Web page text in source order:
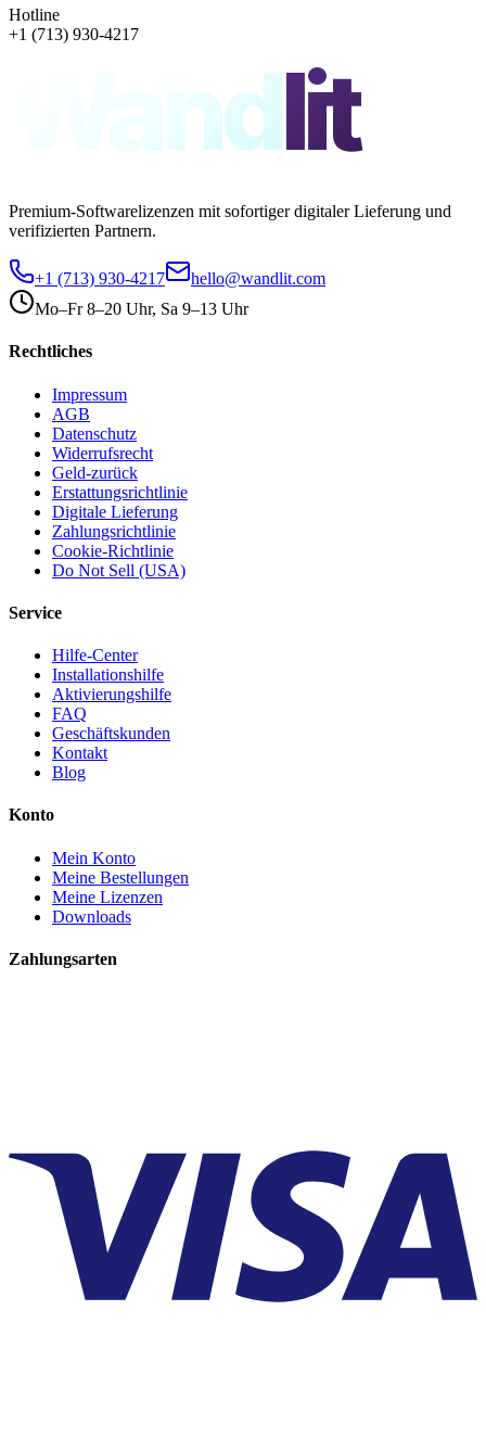
Hotline
+1 (713) 930-4217
Wandlit
Premium-Softwarelizenzen mit sofortiger digitaler Lieferung und
verifizierten Partnern.
+1 (713) 930-4217
hello@wandlit.com
Mo–Fr 8–20 Uhr, Sa 9–13 Uhr
Rechtliches
Impressum
AGB
Datenschutz
Widerrufsrecht
Geld-zurück
Erstattungsrichtlinie
Digitale Lieferung
Zahlungsrichtlinie
Cookie-Richtlinie
Do Not Sell (USA)
Service
Hilfe-Center
Installationshilfe
Aktivierungshilfe
FAQ
Geschäftskunden
Kontakt
Blog
Konto
Mein Konto
Meine Bestellungen
Meine Lizenzen
Downloads
Zahlungsarten